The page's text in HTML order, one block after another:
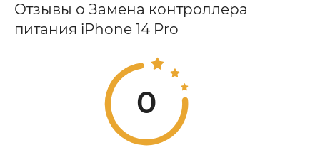
Отзывы о Замена контроллера
питания iPhone 14 Pro
0